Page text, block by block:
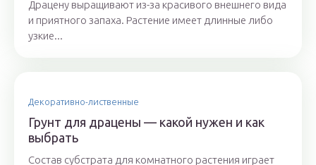
Драцену выращивают из-за красивого внешнего вида
и приятного запаха. Растение имеет длинные либо
узкие...
Декоративно-лиственные
Грунт для драцены — какой нужен и как
выбрать
Состав субстрата для комнатного растения играет